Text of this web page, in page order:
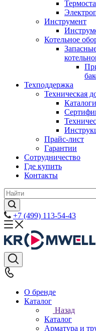
Инструмент
Котельное
Техподдержка
Техническая
Каталоги
Прайс-лист
Гарантии
Сотрудничество
Где купить
Контакты
+7 (499) 113-54-43
О бренде
Каталог
Назад
Каталог
Арматура и